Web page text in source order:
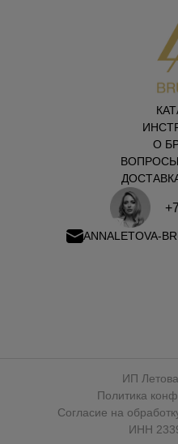
О
ANNALETOVA-
ИП
Политика
Согласие на
ИНН